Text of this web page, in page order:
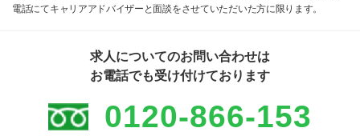
電話にてキャリアアドバイザーと面談をさせていただいた方に限ります。
求人についてのお問い合わせは
お電話でも受け付けております
0120-866-153